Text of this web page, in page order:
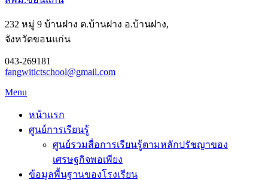
232 หมู่ 9 บ้านฝาง ต.บ้านฝาง อ.บ้านฝาง,
จังหวัดขอนแก่น
043-269181
fangwitictschool@gmail.com
Menu
หน้าแรก
ศูนย์การเรียนรู้
ศูนย์รวมสื่อการเรียนรู้ตามหลักปรัชญาของ
เศรษฐกิจพอเพียง
ข้อมูลพื้นฐานของโรงเรียน